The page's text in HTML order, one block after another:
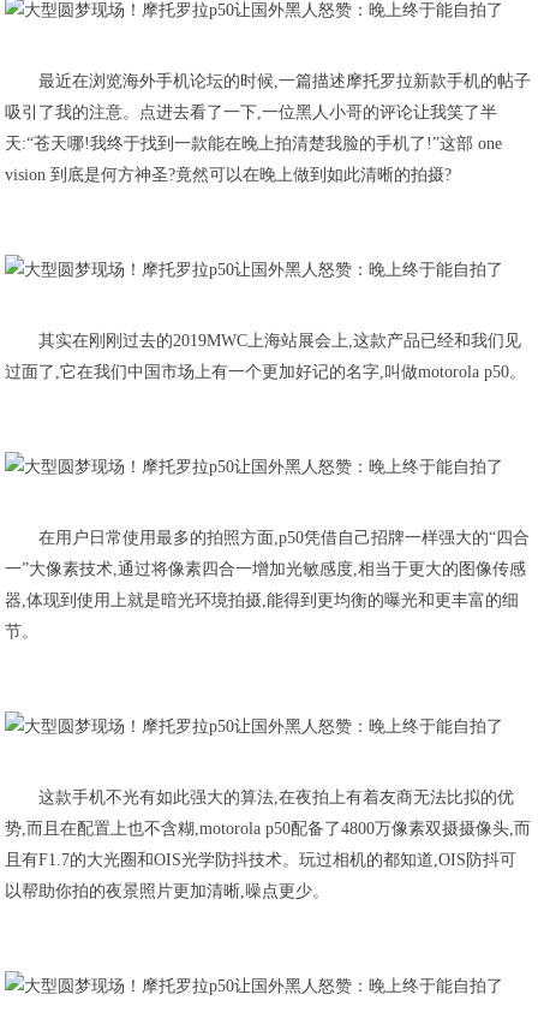
最近在浏览海外手机论坛的时候,一篇描述摩托罗拉新款手机的帖子
吸引了我的注意。点进去看了一下,一位黑人小哥的评论让我笑了半
天:“苍天哪!我终于找到一款能在晚上拍清楚我脸的手机了!”这部 one
vision 到底是何方神圣?竟然可以在晚上做到如此清晰的拍摄?
其实在刚刚过去的2019MWC上海站展会上,这款产品已经和我们见
过面了,它在我们中国市场上有一个更加好记的名字,叫做motorola p50。
在用户日常使用最多的拍照方面,p50凭借自己招牌一样强大的“四合
一”大像素技术,通过将像素四合一增加光敏感度,相当于更大的图像传感
器,体现到使用上就是暗光环境拍摄,能得到更均衡的曝光和更丰富的细
节。
这款手机不光有如此强大的算法,在夜拍上有着友商无法比拟的优
势,而且在配置上也不含糊,motorola p50配备了4800万像素双摄摄像头,而
且有F1.7的大光圈和OIS光学防抖技术。玩过相机的都知道,OIS防抖可
以帮助你拍的夜景照片更加清晰,噪点更少。